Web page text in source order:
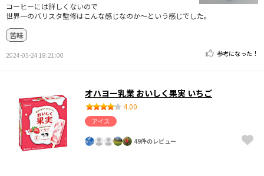
コーヒーには詳しくないので
世界一のバリスタ監修はこんな感じなのか〜という感じでした。
苦味
2024-05-24 18:21:00 参考になった！
オハヨー乳業 おいしく果実 いちご
4.00
アイス
49件のレビュー